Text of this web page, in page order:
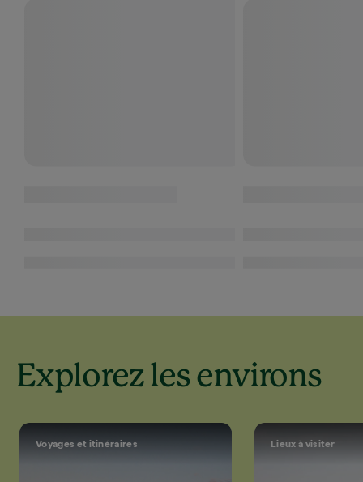
Explorez les environs
Voyages et itinéraires Lieux à visiter